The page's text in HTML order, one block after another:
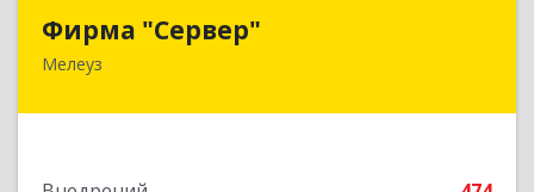
Фирма "Сервер"
Мелеуз
453852, Башкортостан Респ, Мелеузовский р-н,